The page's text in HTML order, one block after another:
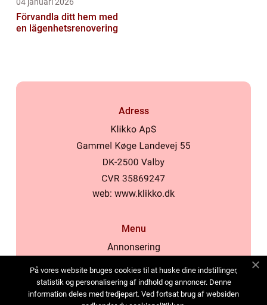
Förvandla ditt hem med
en lägenhetsrenovering
Adress
web: www.klikko.dk
Menu
Annonsering
Cookies
Kontakta oss
På vores website bruges cookies til at huske dine indstillinger,
statistik og personalisering af indhold og annoncer. Denne
information deles med tredjepart. Ved fortsat brug af websiden